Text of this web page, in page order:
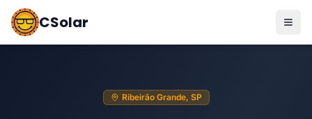
CSolar
Ribeirão Grande, SP